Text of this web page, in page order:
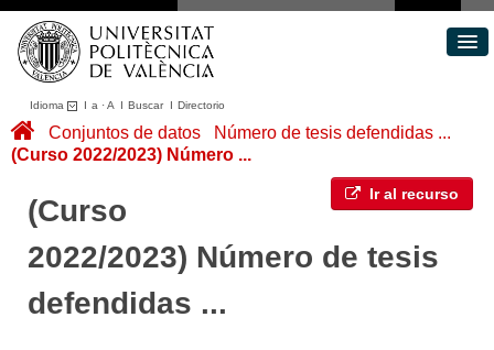
Idioma I a ·A I BuscarI Directorio
Conjuntos de datos
Áreas
Portal de Transparencia
Conjuntos de datos
Número de tesis defendidas ...
(Curso 2022/2023) Número ...
Ir al recurso
(Curso
2022/2023) Número de tesis
defendidas ...